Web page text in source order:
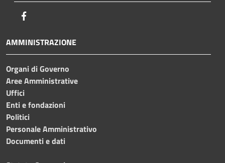
AMMINISTRAZIONE
Organi di Governo
Aree Amministrative
Uffici
Enti e fondazioni
Politici
Personale Amministrativo
Documenti e dati